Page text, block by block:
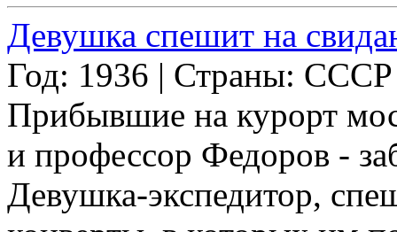
Девушка спешит на
Год: 1936 | Страны: СССР
Прибывшие на курорт
и профессор Федоров -
Девушка-экспедитор,